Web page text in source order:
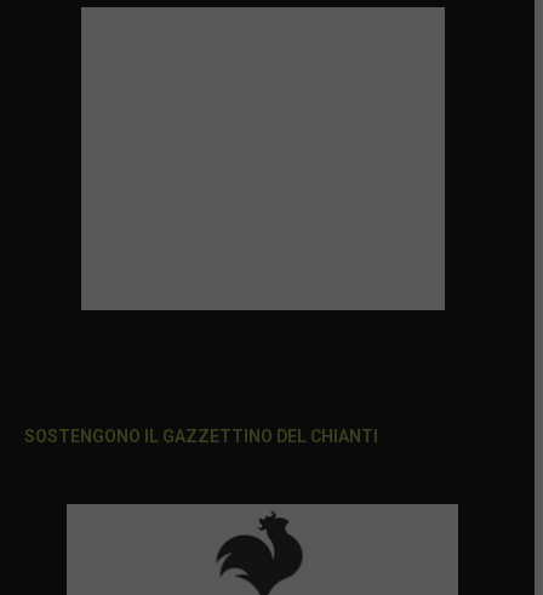
SOSTENGONO IL GAZZETTINO DEL CHIANTI